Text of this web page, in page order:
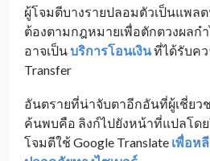
ผู้โจมตีบางรายปลอมตัวเป็นแพล
ต้องตามกฎหมายเพื่อตักตวงผลก
อาจเป็นบริการโอนเงินที่ได้รับคว
Transfer
อันตรายที่น่าจับตาอีกอันที่ผู้เชี่ยว
ค้นพบคือ ลิงก์ไปยังหน้าที่แปลโดย
โจมตีใช้ Google Translate เพื่อห